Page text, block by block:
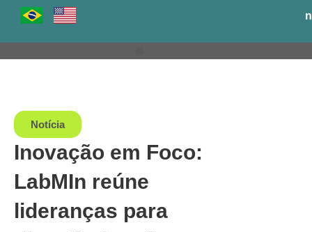
o
conteúdo
Notícia
Inovação em Foco:
LabMIn reúne
lideranças para